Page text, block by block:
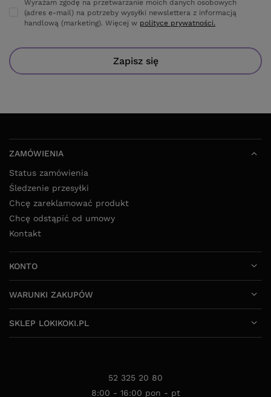
Wyrażam zgodę na przetwarzanie moich danych osobowych
(adres e-mail) na potrzeby wysyłki newslettera z informacją
handlową (marketing). Więcej w polityce prywatności.
Zapisz się
ZAMÓWIENIA
Status zamówienia
Śledzenie przesyłki
Chcę zareklamować produkt
Chcę odstąpić od umowy
Kontakt
KONTO
WARUNKI ZAKUPÓW
SKLEP LOKIKOKI.PL
52 325 20 80
8:00 - 16:00 pon - pt